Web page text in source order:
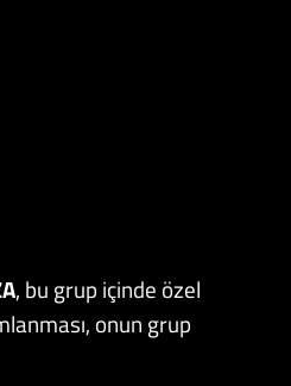
, bu grup içinde özel
onun grup